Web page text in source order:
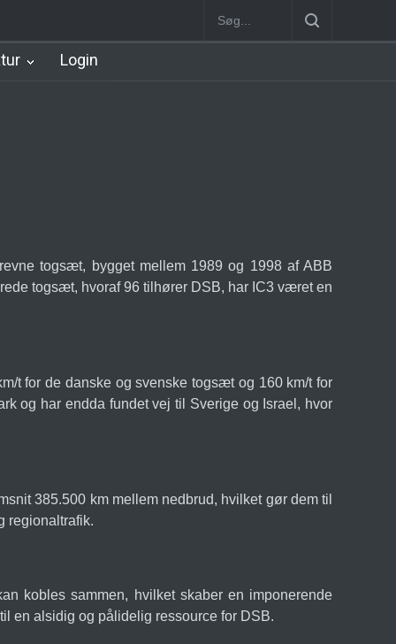
Nørreport Station [1934-2002] Nørreport Station
Login
togsæt, bygget mellem 1989 og 1998 af ABB
togsæt, hvoraf 96 tilhører DSB, har IC3 været en
t for de danske og svenske togsæt og 160 km/t for
og har endda fundet vej til Sverige og Israel, hvor
385.500 km mellem nedbrud, hvilket gør dem til
regionaltrafik.
kobles sammen, hvilket skaber en imponerende
en alsidig og pålidelig ressource for DSB.